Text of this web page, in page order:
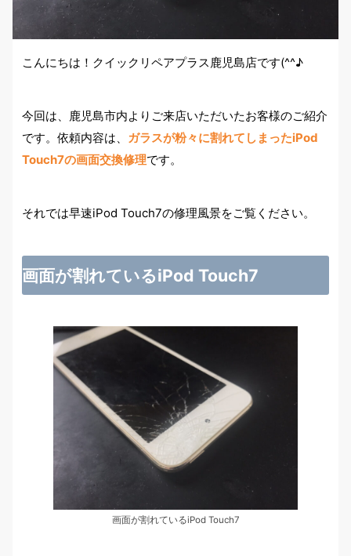
こんにちは！クイックリペアプラス鹿児島店です(^^♪
今回は、鹿児島市内よりご来店いただいたお客様のご紹介
です。依頼内容は、 ガラスが粉々に割れてしまったiPod
Touch7の画面交換修理です。
それでは早速iPod Touch7の修理風景をご覧ください。
画面が割れているiPod Touch7
画面が割れているiPod Touch7